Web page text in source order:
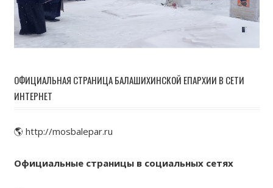
ОФИЦИАЛЬНАЯ СТРАНИЦА БАЛАШИХИНСКОЙ ЕПАРХИИ В СЕТИ
ИНТЕРНЕТ
🌎 http://mosbalepar.ru
Официальные страницы в социальных сетях